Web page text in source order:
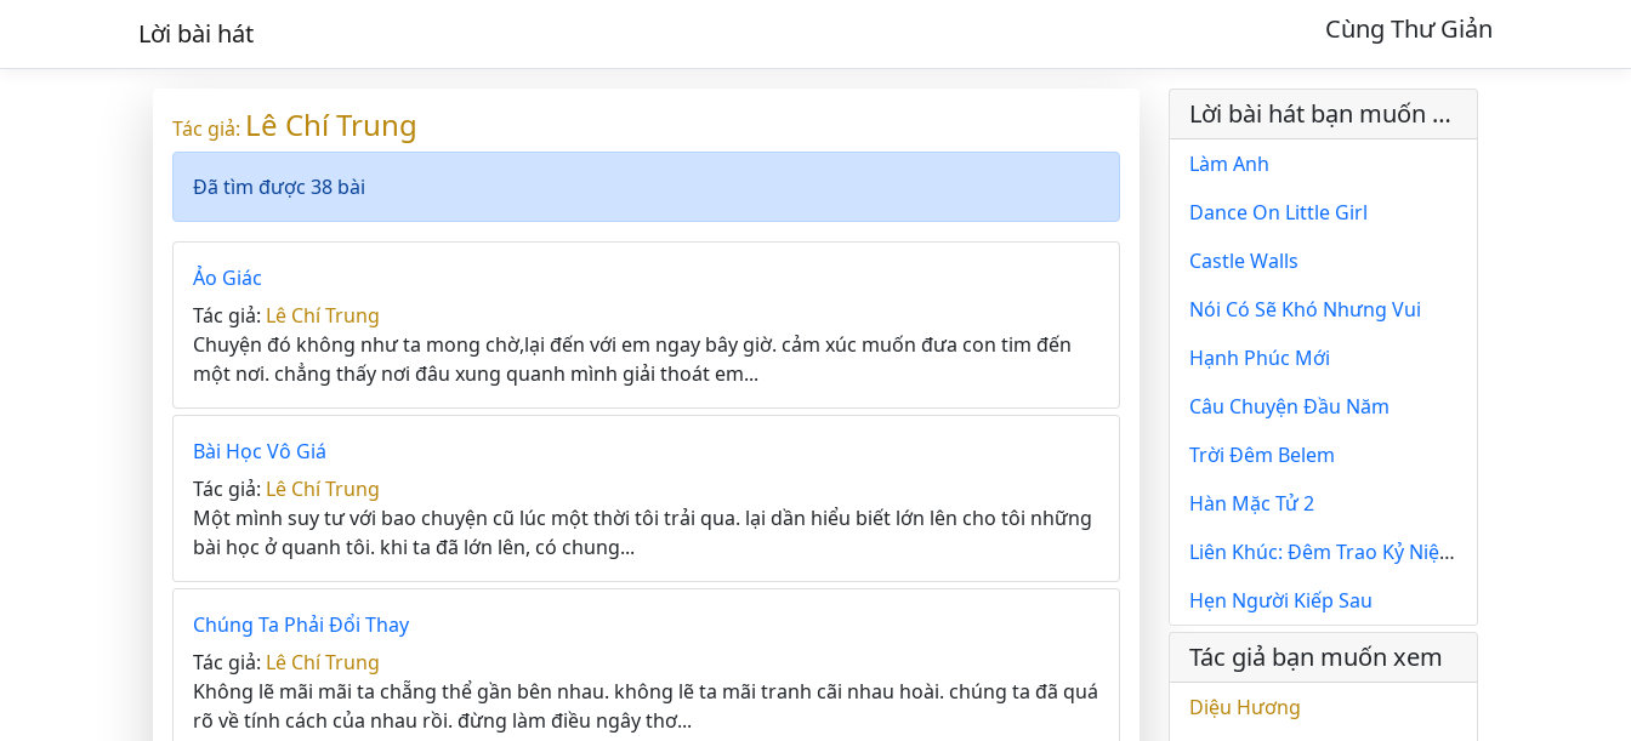
Lời bài hát Cùng Thư Giản
Tác giả: Lê Chí Trung
Đã tìm được 38 bài
Ảo Giác
Tác giả: Lê Chí Trung
Chuyện đó không như ta mong chờ,lại đến với em ngay bây giờ. cảm xúc muốn đưa con tim đến
một nơi. chẳng thấy nơi đâu xung quanh mình giải thoát em...
Bài Học Vô Giá
Tác giả: Lê Chí Trung
Một mình suy tư với bao chuyện cũ lúc một thời tôi trải qua. lại dần hiểu biết lớn lên cho tôi những
bài học ở quanh tôi. khi ta đã lớn lên, có chung...
Chúng Ta Phải Đổi Thay
Tác giả: Lê Chí Trung
Không lẽ mãi mãi ta chẵng thể gần bên nhau. không lẽ ta mãi tranh cãi nhau hoài. chúng ta đã quá
rõ về tính cách của nhau rồi. đừng làm điều ngây thơ...
Lời bài hát bạn muốn xem
Làm Anh
Dance On Little Girl
Castle Walls
Nói Có Sẽ Khó Nhưng Vui
Hạnh Phúc Mới
Câu Chuyện Đầu Năm
Trời Đêm Belem
Hàn Mặc Tử 2
Liên Khúc: Đêm Trao Kỷ Niệm; Kỷ Niệm; Lòng Mẹ
Hẹn Người Kiếp Sau
Tác giả bạn muốn xem
Diệu Hương